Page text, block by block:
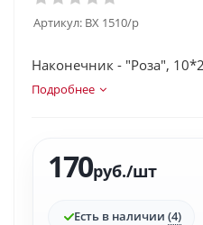
Артикул: BX 1510/p
Наконечник - "Роза",
Подробнее
170руб./шт
Есть в наличии (4)